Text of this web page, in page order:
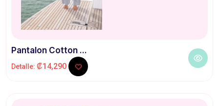
Pantalon Cotton ...
Detalle: ₡14,290